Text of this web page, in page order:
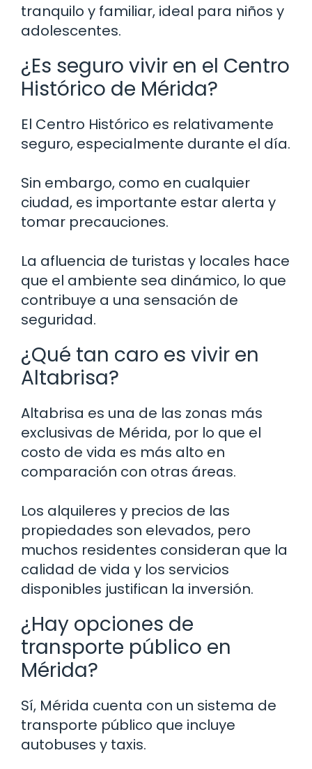
tranquilo y familiar, ideal para niños y
adolescentes.
¿Es seguro vivir en el Centro
Histórico de Mérida?
El Centro Histórico es relativamente
seguro, especialmente durante el día.
Sin embargo, como en cualquier
ciudad, es importante estar alerta y
tomar precauciones.
La afluencia de turistas y locales hace
que el ambiente sea dinámico, lo que
contribuye a una sensación de
seguridad.
¿Qué tan caro es vivir en
Altabrisa?
Altabrisa es una de las zonas más
exclusivas de Mérida, por lo que el
costo de vida es más alto en
comparación con otras áreas.
Los alquileres y precios de las
propiedades son elevados, pero
muchos residentes consideran que la
calidad de vida y los servicios
disponibles justifican la inversión.
¿Hay opciones de
transporte público en
Mérida?
Sí, Mérida cuenta con un sistema de
transporte público que incluye
autobuses y taxis.